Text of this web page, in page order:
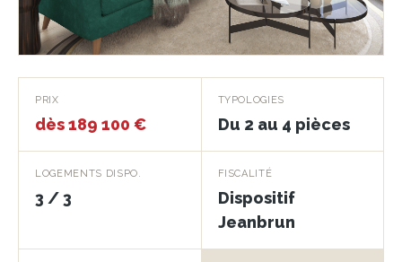
Prochainement
SEVRAN · 93270
PRIX
dès 189 100 €
TYPOLOGIES
Du 2 au 4 pièces
LOGEMENTS DISPO.
3 / 3
FISCALITÉ
Dispositif
Jeanbrun